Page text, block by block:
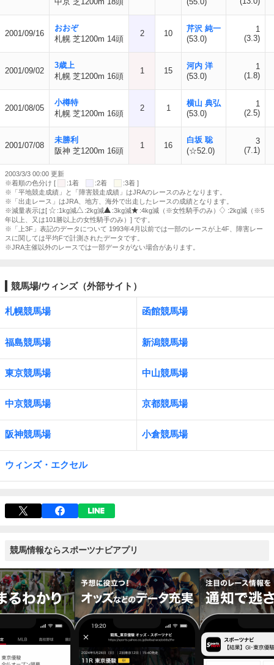
2001/09/16
おおぞ
札幌 芝1200m 14頭
2 10
芹沢 純一
(53.0)
1
(3.3)
2001/09/02
3歳上
札幌 芝1200m 16頭
1 15
河内 洋
(53.0)
1
(1.8)
2001/08/05
小樽特
札幌 芝1200m 16頭
2 1
横山 典弘
(53.0)
1
(2.5)
2001/07/08
未勝利
阪神 芝1200m 16頭
1 16
白坂 聡
(☆52.0)
3
(7.1)
2003/3/3 00:00 更新
※着順の色分け [
:1着 :2着
:3着 ]
※「平地競走成績」と「障害競走成績」はJRAのレースのみとなります。
※「出走レース」はJRA、地方、海外で出走したレースの成績となります。
※減量表示は[
:1kg減 :2kg減 :3kg減 :4kg減（※女性騎手のみ）
:2kg減（※5
年以上、又は101勝以上の女性騎手のみ）] です。
※「上3F」表記のデータについて 1993年4月以前では一部のレースが上4F、障害レー
スに関しては平均Fで計測されたデータです。
※JRA主催以外のレースでは一部データがない場合があります。
競馬場/ウィンズ（外部サイト）
札幌競馬場 函館競馬場
福島競馬場 新潟競馬場
東京競馬場 中山競馬場
中京競馬場 京都競馬場
阪神競馬場 小倉競馬場
ウィンズ・エクセル
競馬情報ならスポーツナビアプリ